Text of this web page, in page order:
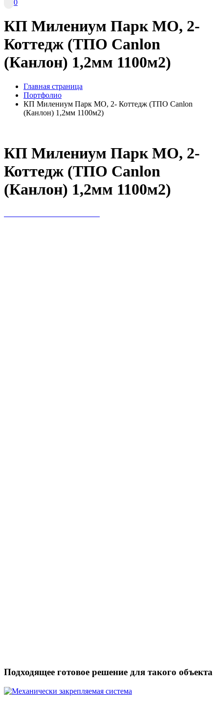
0
КП Милениум Парк МО, 2-
Коттедж (ТПО Canlon
(Канлон) 1,2мм 1100м2)
Главная страница
Портфолио
КП Милениум Парк МО, 2- Коттедж (ТПО Canlon
(Канлон) 1,2мм 1100м2)
КП Милениум Парк МО, 2-
Коттедж (ТПО Canlon
(Канлон) 1,2мм 1100м2)
Подходящее готовое решение для такого объекта